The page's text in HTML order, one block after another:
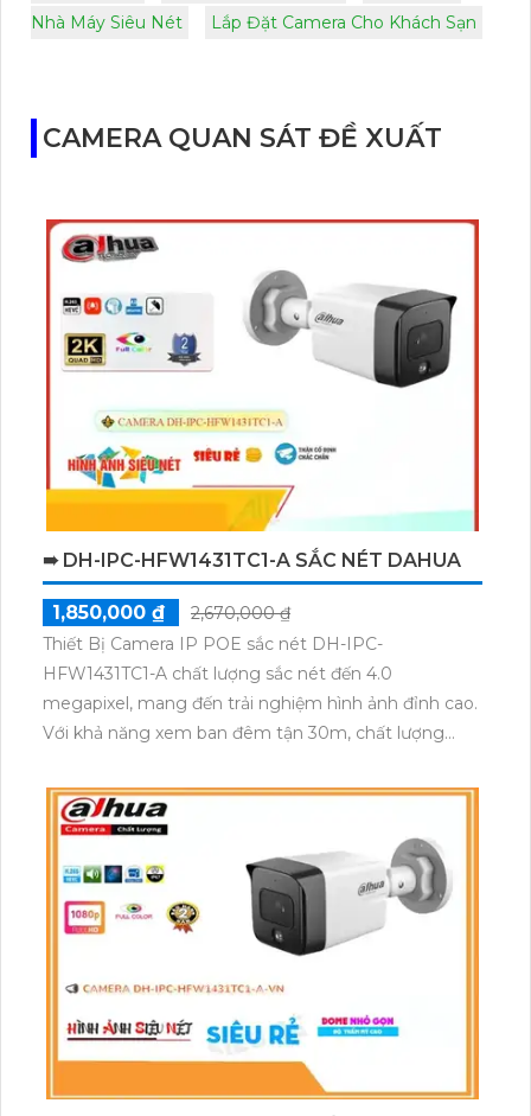
Nhà Máy Siêu Nét
Lắp Đặt Camera Cho Khách Sạn
CAMERA QUAN SÁT ĐỀ XUẤT
➠ DH-IPC-HFW1431TC1-A SẮC NÉT DAHUA
1,850,000 ₫
2,670,000 ₫
Thiết Bị Camera IP POE sắc nét DH-IPC-
HFW1431TC1-A chất lượng sắc nét đến 4.0
megapixel, mang đến trải nghiệm hình ảnh đỉnh cao.
Với khả năng xem ban đêm tận 30m, chất lượng
đảm bảo không bị giảm chất lượng. Camera được
trang bị công nghệ ONVIF tiên tiến và sản xuất từ
nhà máy chất lượng cao, thân thiết hơn với môi
trường xung quanh. Đặc biệt, với thiết kế thân kim
loại, camera có khả năng thu âm rõ ràng, đáp ứng
mọi nhu cầu giám sát của bạn.